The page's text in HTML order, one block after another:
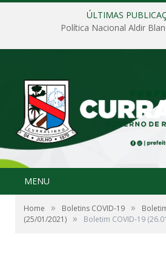
ÚLTIMAS
Política Nacional Aldir
MENU
Home » Boletins COVID-19 »
(25/01/2021) » Boletim COVID-19